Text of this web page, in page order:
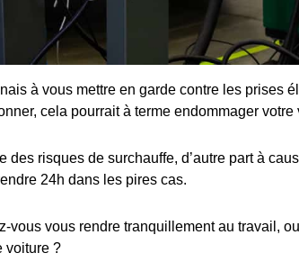
à vous mettre en garde contre les prises
cela pourrait à terme endommager votre
des risques de surchauffe, d’autre part à
24h dans les pires cas.
vous vous rendre tranquillement au travail,
voiture ?